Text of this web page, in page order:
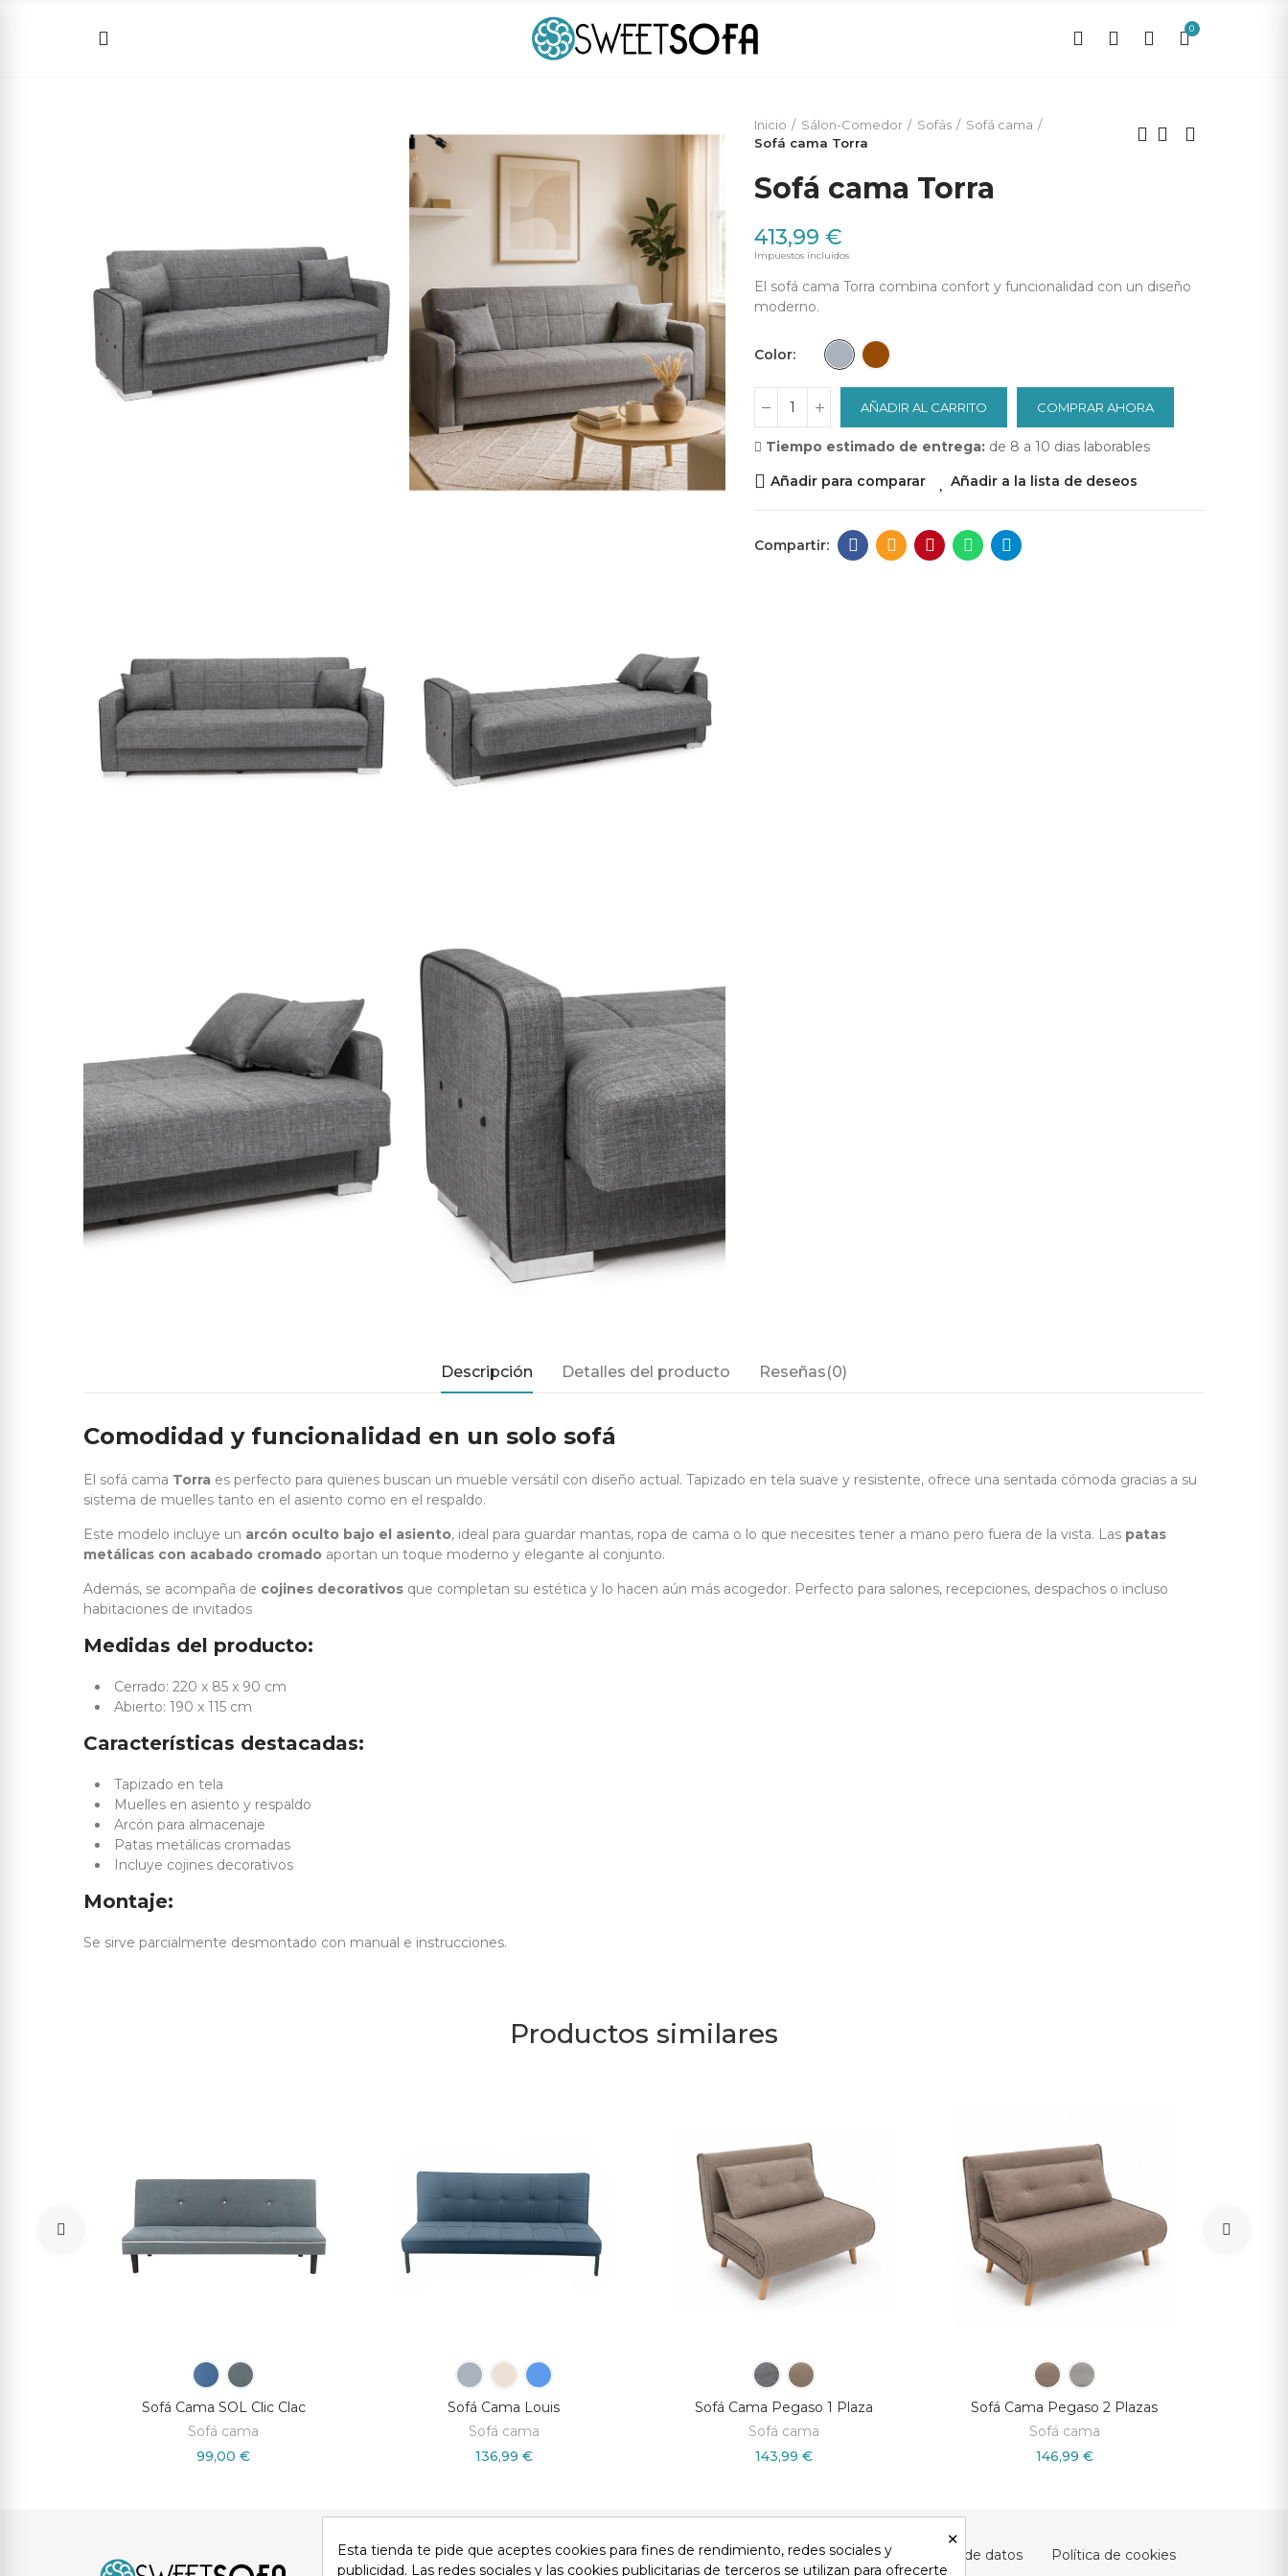
0
Inicio Sálon-Comedor Sofás
Sofá cama
Sofá cama Torra
Sofá cama Torra
413,99 €
Impuestos incluidos
El sofá cama Torra combina confort y funcionalidad con un diseño
moderno.
Color
AÑADIR AL CARRITO COMPRAR AHORA
Tiempo estimado de entrega: de 8 a 10 dias laborables
Añadir para comparar
Añadir a la lista de deseos
Descripción Detalles del producto Reseñas(0)
Comodidad y funcionalidad en un solo sofá
El sofá cama Torra es perfecto para quienes buscan un mueble versátil con diseño actual. Tapizado en tela suave y resistente, ofrece una sentada cómoda gracias a su
sistema de muelles tanto en el asiento como en el respaldo.
Este modelo incluye un arcón oculto bajo el asiento, ideal para guardar mantas, ropa de cama o lo que necesites tener a mano pero fuera de la vista. Las patas
metálicas con acabado cromado aportan un toque moderno y elegante al conjunto.
Además, se acompaña de cojines decorativos que completan su estética y lo hacen aún más acogedor. Perfecto para salones, recepciones, despachos o incluso
habitaciones de invitados
Medidas del producto:
Cerrado: 220 x 85 x 90 cm
Abierto: 190 x 115 cm
Características destacadas:
Tapizado en tela
Muelles en asiento y respaldo
Arcón para almacenaje
Patas metálicas cromadas
Incluye cojines decorativos
Montaje:
Se sirve parcialmente desmontado con manual e instrucciones.
Productos similares
Sofá Cama SOL Clic Clac
Sofá cama
99,00 €
Sofá Cama Louis
Sofá cama
136,99 €
Sofá Cama Pegaso 1 Plaza
Sofá cama
143,99 €
Sofá Cama Pegaso 2 Plazas
Sofá cama
146,99 €
Aviso legal Devoluciones Condiciones generales Privacidad y protección de datos Política de cookies
×
Esta tienda te pide que aceptes cookies para fines de rendimiento, redes sociales y
publicidad. Las redes sociales y las cookies publicitarias de terceros se utilizan para ofrecerte